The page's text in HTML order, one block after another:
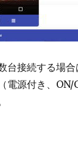
台接続する場
電源付き、ON/